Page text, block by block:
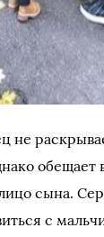
не
обещает
сына.
с